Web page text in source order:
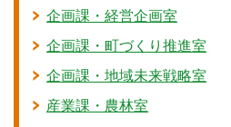
企画課・経営企画室
企画課・町づくり推進室
企画課・地域未来戦略室
産業課・農林室